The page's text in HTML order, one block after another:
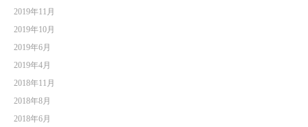
2019年11月
2019年10月
2019年6月
2019年4月
2018年11月
2018年8月
2018年6月